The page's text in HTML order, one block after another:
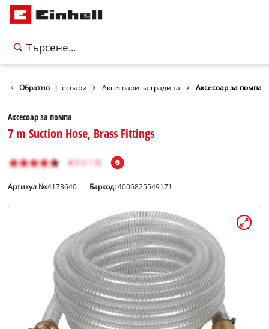
български
English
Обратно |
Аксесоари Аксесоари за градина Аксесоар за помпа
Аксесоар за помпа
7 m Suction Hose, Brass Fittings
Артикул №:4173640 Баркод:4006825549171